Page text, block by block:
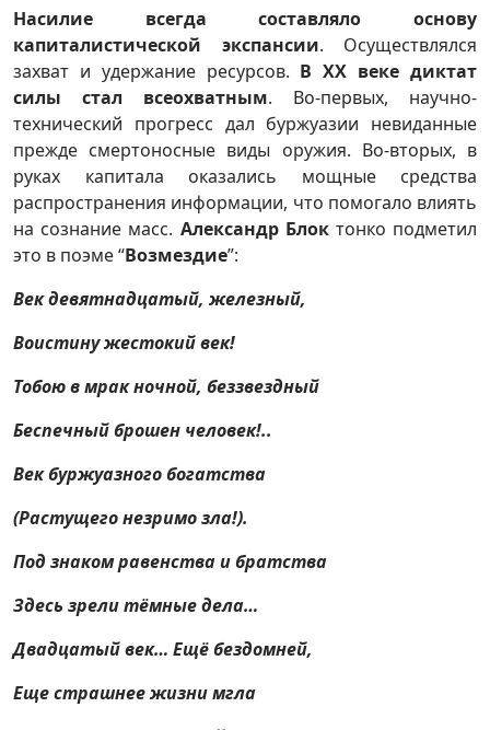
Насилие всегда составляло основу
капиталистической экспансии. Осуществлялся
захват и удержание ресурсов. В ХХ веке диктат
силы стал всеохватным. Во-первых, научно-
технический прогресс дал буржуазии невиданные
прежде смертоносные виды оружия. Во-вторых, в
руках капитала оказались мощные средства
распространения информации, что помогало влиять
на сознание масс. Александр Блок тонко подметил
это в поэме “Возмездие”:
Век девятнадцатый, железный,
Воистину жестокий век!
Тобою в мрак ночной, беззвездный
Беспечный брошен человек!..
Век буржуазного богатства
(Растущего незримо зла!).
Под знаком равенства и братства
Здесь зрели тёмные дела…
Двадцатый век… Ещё бездомней,
Еще страшнее жизни мгла